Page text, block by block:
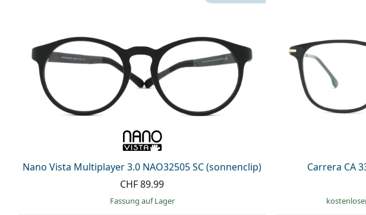
Nano Vista Multiplayer 3.0 NAO32505 SC (sonnenclip)
CHF 89.99
Fassung auf Lager
Carrera CA